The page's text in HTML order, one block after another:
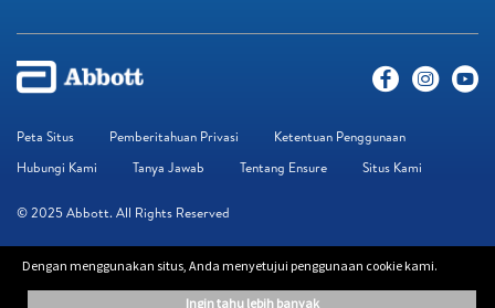
Peta Situs Pemberitahuan Privasi
Ketentuan Penggunaan
Hubungi Kami
Tanya Jawab Tentang Ensure Situs Kami
© 2025 Abbott. All Rights Reserved
edukasi. Informasi yang diberikan bukan pengganti saran dari profesional.
Dengan menggunakan situs, Anda menyetujui penggunaan cookie kami.
ingin tahu lebih banyak